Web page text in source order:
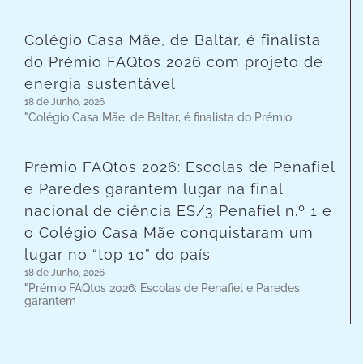
Colégio Casa Mãe, de Baltar, é finalista
do Prémio FAQtos 2026 com projeto de
energia sustentável
18 de Junho, 2026
"Colégio Casa Mãe, de Baltar, é finalista do Prémio
Prémio FAQtos 2026: Escolas de Penafiel
e Paredes garantem lugar na final
nacional de ciência ES/3 Penafiel n.º 1 e
o Colégio Casa Mãe conquistaram um
lugar no “top 10” do país
18 de Junho, 2026
"Prémio FAQtos 2026: Escolas de Penafiel e Paredes
garantem